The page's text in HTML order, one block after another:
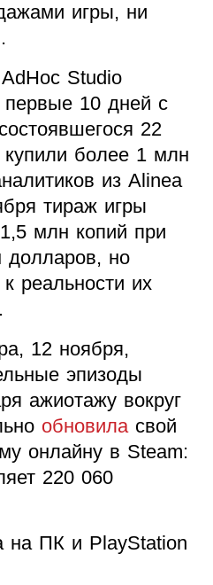
игры, ни
Studio
первые 10 дней с
22
купили более 1 млн
из Alinea
тираж игры
млн копий при
долларов, но
реальности их
12 ноября,
эпизоды
ажиотажу вокруг
обновиласвой
онлайну в Steam:
220 060
на ПК и PlayStation